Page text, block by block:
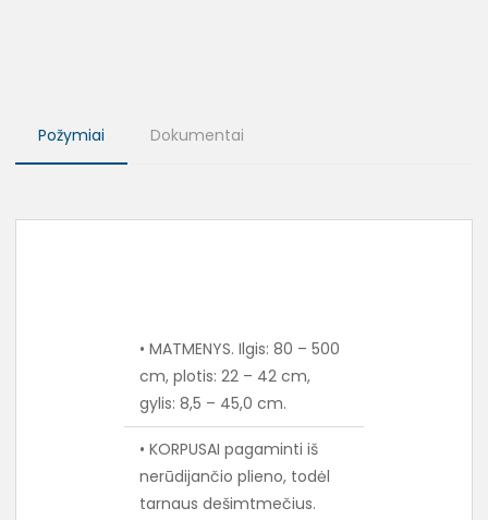
Požymiai Dokumentai
• MATMENYS. Ilgis: 80 – 500
cm, plotis: 22 – 42 cm,
gylis: 8,5 – 45,0 cm.
• KORPUSAI pagaminti iš
nerūdijančio plieno, todėl
tarnaus dešimtmečius.